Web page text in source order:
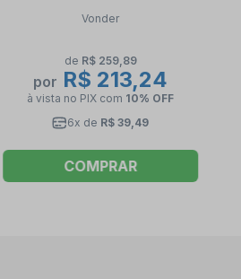
Vonder
de R$ 259,89
por R$ 213,24
à vista no PIX com 10% OFF
6x de R$ 39,49
COMPRAR